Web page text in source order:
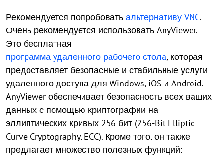
Рекомендуется попробовать альтернативу VNC.
Очень рекомендуется использовать AnyViewer.
Это бесплатная
программа удаленного рабочего стола, которая
предоставляет безопасные и стабильные услуги
удаленного доступа для Windows, iOS и Android.
AnyViewer обеспечивает безопасность всех ваших
данных с помощью криптографии на
эллиптических кривых 256 бит (256-Bit Elliptic
Curve Cryptography, ECC). Кроме того, он также
предлагает множество полезных функций: